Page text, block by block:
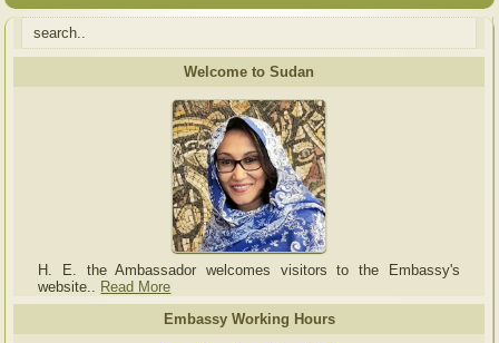
Welcome to Sudan
H. E. the Ambassador welcomes visitors to the Embassy's
website..
Read More
Embassy Working Hours